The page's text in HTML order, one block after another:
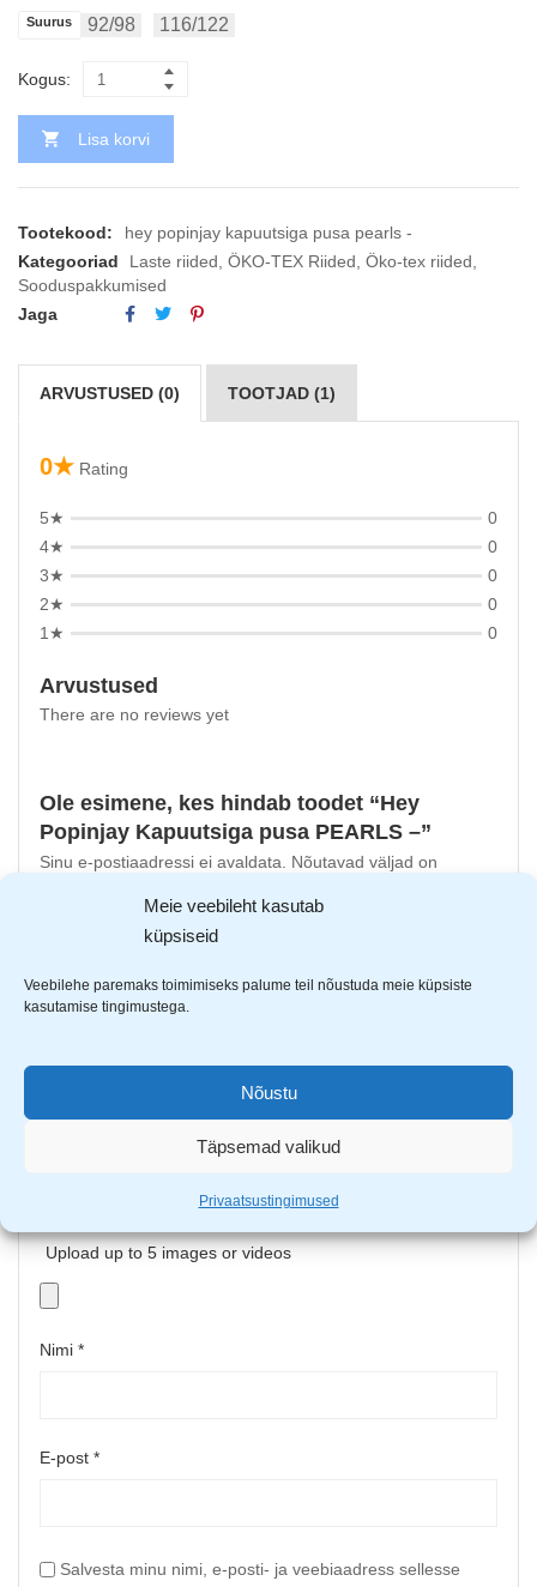
Meie veebileht kasutab
küpsiseid
Veebilehe paremaks toimimiseks palume teil nõustuda meie küpsiste
kasutamise tingimustega.
Nõustu
Täpsemad valikud
Privaatsustingimused
Suurus 92/98 116/122
Kogus:
Lisa korvi
Tootekood:
hey popinjay kapuutsiga pusa pearls -
Kategooriad
Laste riided ÖKO-TEX Riided Öko-tex riided
Sooduspakkumised
Jaga
ARVUSTUSED (0) TOOTJAD (1)
0★ Rating
5★
0
4★
0
3★
0
2★
0
1★
0
Arvustused
There are no reviews yet
Ole esimene, kes hindab toodet “Hey
Popinjay Kapuutsiga pusa PEARLS –”
Sinu e-postiaadressi ei avaldata.
Nõutavad väljad on
Sinu arvustus*
Upload up to 5 images or videos
Nimi *
E-post *
Salvesta minu nimi, e-posti- ja veebiaadress sellesse